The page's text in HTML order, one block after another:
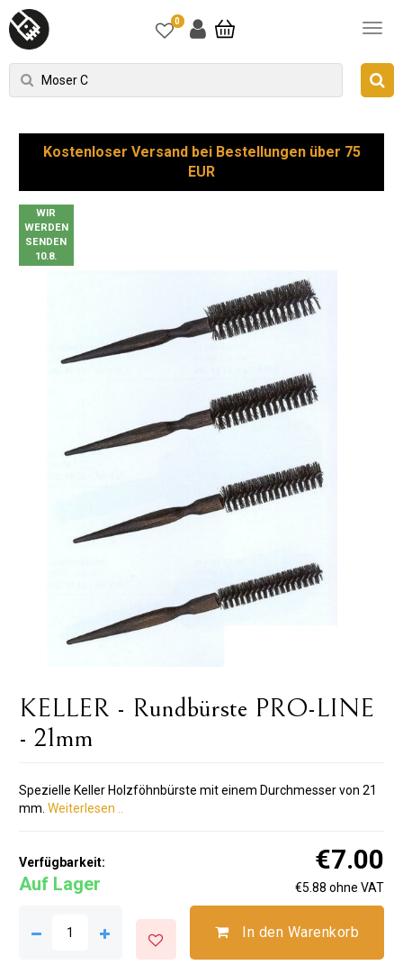
0
Kostenloser Versand bei Bestellungen über 75
EUR
WIR
WERDEN
SENDEN
10.8.
KELLER - Rundbürste PRO-LINE
- 21mm
Spezielle Keller Holzföhnbürste mit einem Durchmesser von 21
mm. Weiterlesen ..
Verfügbarkeit:
Auf Lager
€7.00
€5.88 ohne VAT
In den Warenkorb